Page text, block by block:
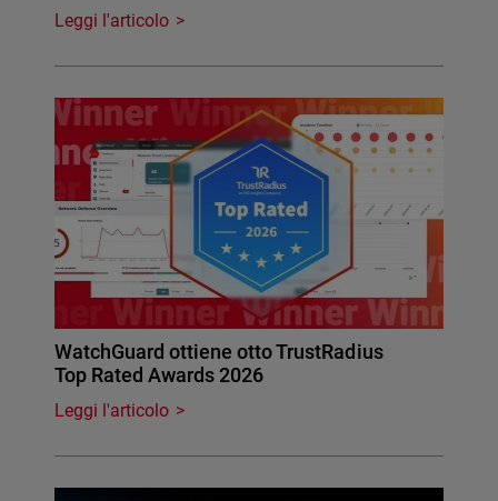
Leggi l'articolo
WatchGuard ottiene otto TrustRadius
Top Rated Awards 2026
Leggi l'articolo